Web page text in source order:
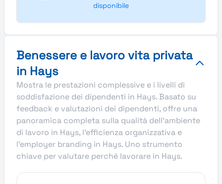
disponibile
Benessere e lavoro vita privata
in Hays
Mostra le prestazioni complessive e i livelli di
soddisfazione dei dipendenti in Hays. Basato su
feedback e valutazioni dei dipendenti, offre una
panoramica completa sulla qualità dell’ambiente
di lavoro in Hays, l’efficienza organizzativa e
l’employer branding in Hays. Uno strumento
chiave per valutare perché lavorare in Hays.